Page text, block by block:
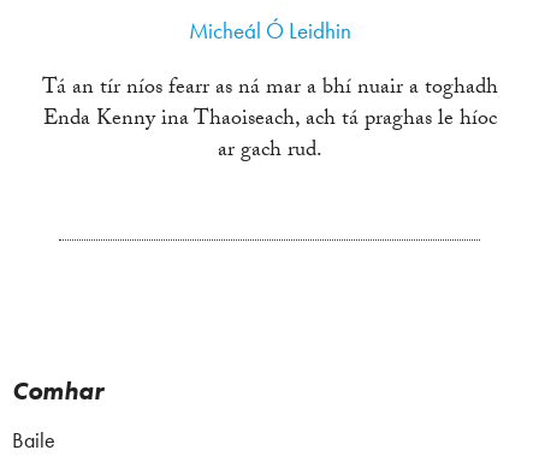
Micheál Ó Leidhin
Tá an tír níos fearr as ná mar a bhí nuair a toghadh
Enda Kenny ina Thaoiseach, ach tá praghas le híoc
ar gach rud.
Comhar
Baile